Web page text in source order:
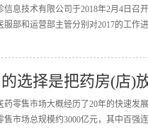
信息技术有限公司于2018年2月4日召
服部和运营部主管分别对2017的工作
选择是把药房(店)
药零售市场大概经历了20年的快速发
售市场总规模约3000亿元，其中百强